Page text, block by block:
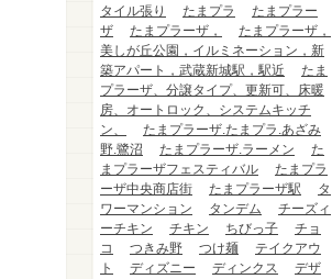
タイル張り
たまプラ
たまプラー
ザ
たまプラーザ，
たまプラーザ，
美しが丘公園，イルミネーション，新
築アパート，武蔵新城駅，駅近
たま
プラーザ、分譲タイプ、更新可、床暖
房、オートロック、システムキッチ
ン、
たまプラーザ.たまプラ.あざみ
野.鷺沼
たまプラーザ.ラーメン
た
まプラーザフェスティバル
たまプラ
ーザ中央商店街
たまプラーザ駅
タ
ワーマンション
タンデム
チーズィ
ーチキン
チキン ちびっ子
チョ
コ
つきみ野 つけ麺
テイクアウ
ト
ディズニー ディンクス
デザ